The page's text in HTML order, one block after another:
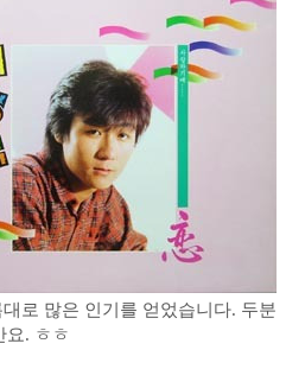
로 많은 인기를 얻었습니다. 두분
요. ㅎㅎ